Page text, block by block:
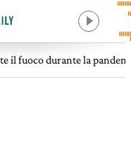
il fuoco durante la